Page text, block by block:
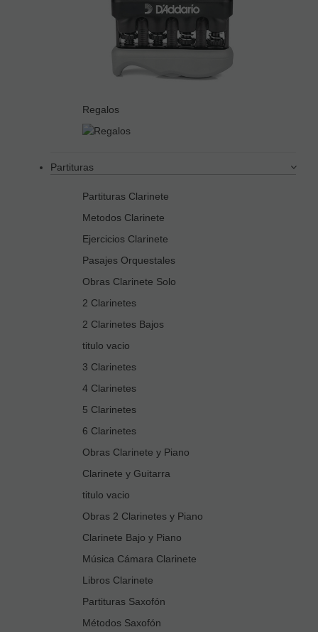
Regalos
Partituras
Partituras Clarinete
Metodos Clarinete
Ejercicios Clarinete
Pasajes Orquestales
Obras Clarinete Solo
2 Clarinetes
2 Clarinetes Bajos
titulo vacio
3 Clarinetes
4 Clarinetes
5 Clarinetes
6 Clarinetes
Obras Clarinete y Piano
Clarinete y Guitarra
titulo vacio
Obras 2 Clarinetes y Piano
Clarinete Bajo y Piano
Música Cámara Clarinete
Libros Clarinete
Partituras Saxofón
Métodos Saxofón